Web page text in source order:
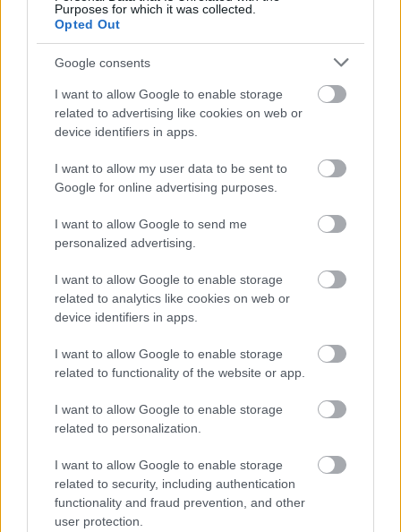
Purposes for which it was collected.
Opted Out
Google consents
I want to allow Google to enable storage
related to advertising like cookies on web or
device identifiers in apps.
I want to allow my user data to be sent to
Google for online advertising purposes.
I want to allow Google to send me
personalized advertising.
I want to allow Google to enable storage
related to analytics like cookies on web or
device identifiers in apps.
I want to allow Google to enable storage
related to functionality of the website or app.
I want to allow Google to enable storage
related to personalization.
I want to allow Google to enable storage
related to security, including authentication
functionality and fraud prevention, and other
user protection.
Πυροσβεστική Σχολή: Νέος
κανονισμός για δόκιμους – Τι αλλάζει
σε διαμονή, σίτιση και πρακτική
εκπαίδευση
ΥΠΕΣ: Προγραμματισμός προσλήψεων
2027 - Παρατείνεται το Β' Στάδιο
Προσλήψεις αναπληρωτών: Περίπου
30.000 ονόματα στην α' φάση
Ντόναλντ Τραμπ ΗΠΑ
Ελλάδα